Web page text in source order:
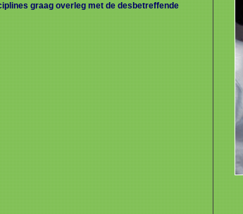
graag overleg met de desbetreffende